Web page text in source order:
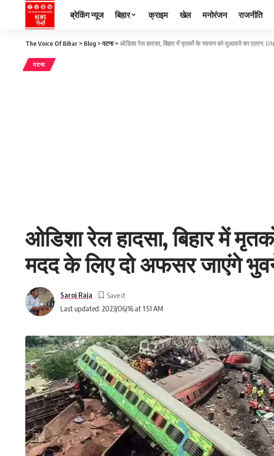
ब्रेकिंग न्यूज बिहार क्राइम खेल मनोरंजन राजनीति
The Voice Of Bihar > Blog >पटना>ओडिशा रेल हादसा, बिहार में मृतकों के स्वजन को मुआवजे का एलान,
पटना
ओडिशा रेल हादसा, बिहार में
मदद के लिए दो अफसर जाएंगे
Last updated: 2023/06/16 at 1:51 AM
Saroj Raja